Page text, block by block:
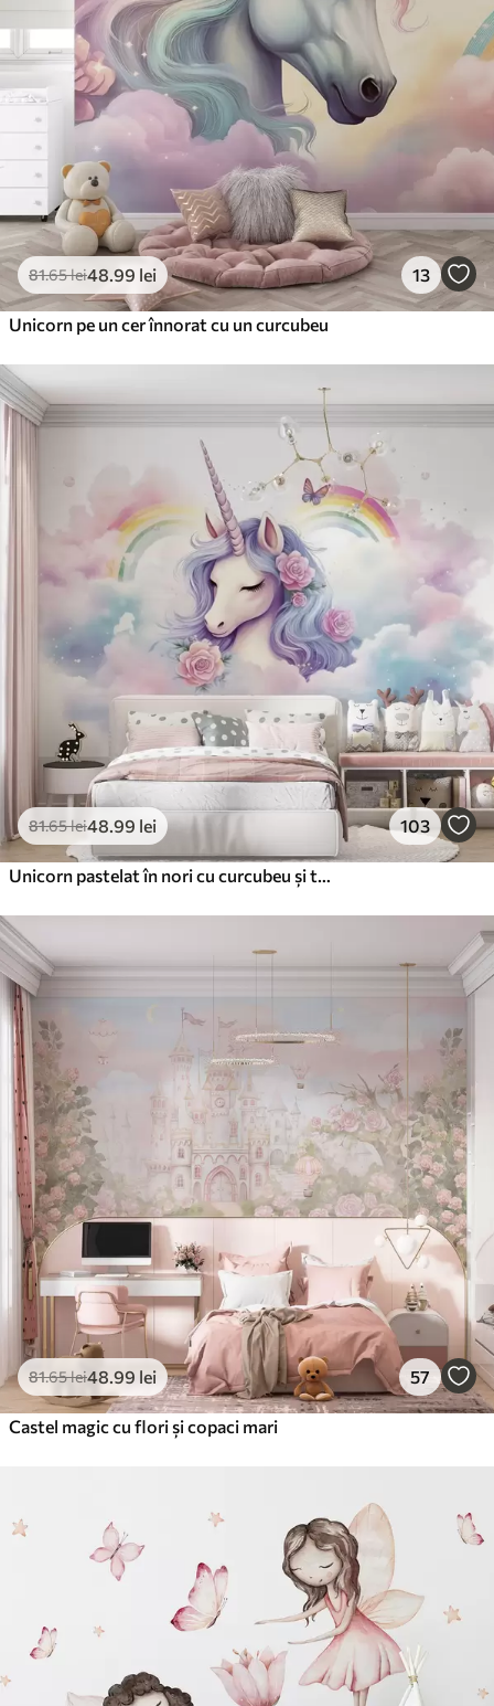
81.65lei48 .99 lei 13
Unicorn pe un cer înnorat cu un curcubeu
81.65lei48 .99 lei 103
81.65lei48 .99 lei 57
Castel magic cu flori și copaci mari